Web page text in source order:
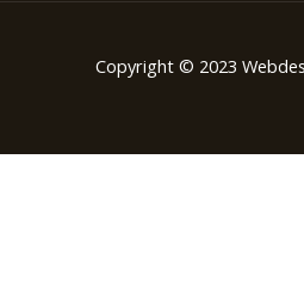
Copyright © 2023